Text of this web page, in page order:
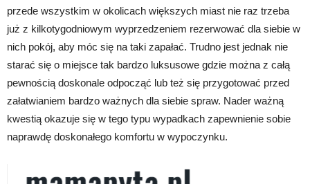
przede wszystkim w okolicach większych miast nie raz trzeba
już z kilkotygodniowym wyprzedzeniem rezerwować dla siebie w
nich pokój, aby móc się na taki zapałać. Trudno jest jednak nie
starać się o miejsce tak bardzo luksusowe gdzie można z całą
pewnością doskonale odpocząć lub też się przygotować przed
załatwianiem bardzo ważnych dla siebie spraw. Nader ważną
kwestią okazuje się w tego typu wypadkach zapewnienie sobie
naprawdę doskonałego komfortu w wypoczynku.